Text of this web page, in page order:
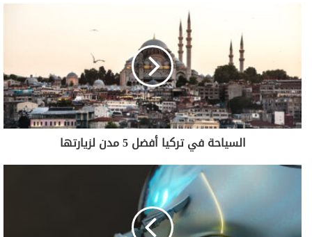
السياحة في تركيا أفضل 5 مدن لزيارتها